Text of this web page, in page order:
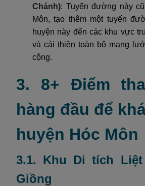
Chánh): Tuyến đường này
Môn, tạo thêm một tuyến
huyện này đến các khu vực
và cải thiện toàn bộ mạng
cộng.
3. 8+ Điểm
hàng đầu để
huyện Hóc Môn
3.1. Khu Di tích
Giồng